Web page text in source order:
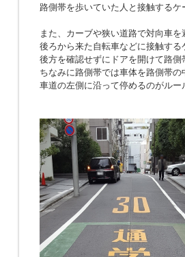
路側帯を歩いていた人と接触するケ
また、カーブや狭い道路で対向車
後ろから来た自転車などに接触す
後方を確認せずにドアを開けて路
ちなみに路側帯では車体を路側帯
車道の左側に沿って停めるのがルー